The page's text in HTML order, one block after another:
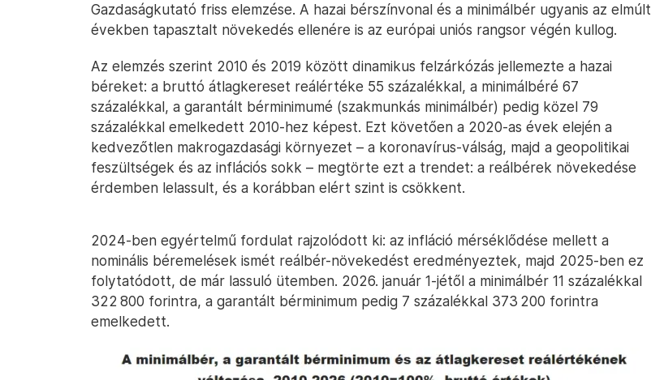
Gazdaságkutató friss elemzése. A hazai bérszínvonal és a minimálbér ugyanis az elmúlt
években tapasztalt növekedés ellenére is az európai uniós rangsor végén kullog.
Az elemzés szerint 2010 és 2019 között dinamikus felzárkózás jellemezte a hazai
béreket: a bruttó átlagkereset reálértéke 55 százalékkal, a minimálbéré 67
százalékkal, a garantált bérminimumé (szakmunkás minimálbér) pedig közel 79
százalékkal emelkedett 2010-hez képest. Ezt követően a 2020-as évek elején a
kedvezőtlen makrogazdasági környezet – a koronavírus-válság, majd a geopolitikai
feszültségek és az inflációs sokk – megtörte ezt a trendet: a reálbérek növekedése
érdemben lelassult, és a korábban elért szint is csökkent.
2024-ben egyértelmű fordulat rajzolódott ki: az infláció mérséklődése mellett a
nominális béremelések ismét reálbér-növekedést eredményeztek, majd 2025-ben ez
folytatódott, de már lassuló ütemben. 2026. január 1-jétől a minimálbér 11 százalékkal
322 800 forintra, a garantált bérminimum pedig 7 százalékkal 373 200 forintra
emelkedett.